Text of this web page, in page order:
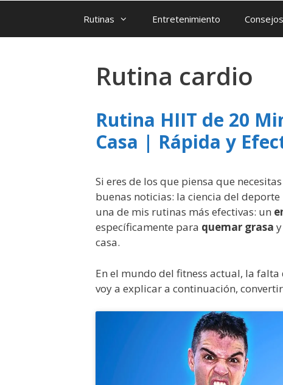
Rutinas Entretenimiento
Rutina cardio
Rutina HIIT de 20
Casa | Rápida y
Si eres de los que piensa que
buenas noticias: la ciencia del
una de mis rutinas más efectivas: un
específicamente para quemar grasa
casa.
En el mundo del fitness actual, la
voy a explicar a continuación,